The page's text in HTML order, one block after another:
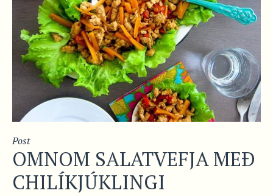
Post
OMNOM SALATVEFJA MEÐ
CHILÍKJÚKLINGI